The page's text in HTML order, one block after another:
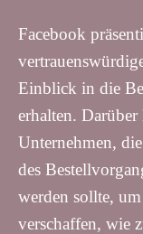
Facebook
Einblick in die
erhalten.
Unternehmen,
des
werden sollte,
verschaffen, wie